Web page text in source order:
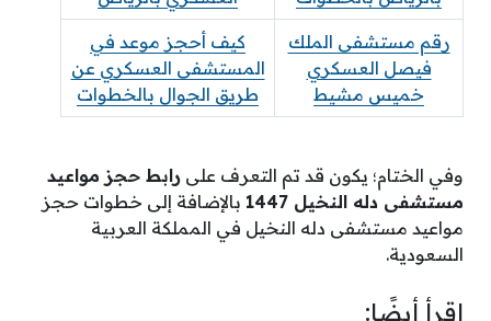
رقم مستشفى الملك
فيصل العسكري
خميس مشيط
كيف أحجز موعد في
المستشفى العسكري عن
طريق الجوال بالخطوات
وفي الختام؛ يكون قد تم التعرف على رابط حجز مواعيد
مستشفى دله النخيل 1447
بالإضافة إلى خطوات حجز
مواعيد مستشفى دله النخيل في المملكة العربية
السعودية.
اقرأ أيضًا: